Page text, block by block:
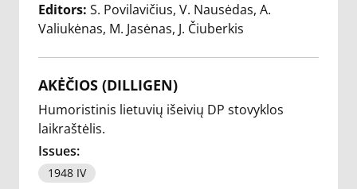
Editors: S. Povilavičius V. Nausėdas A.
Valiukėnas M. Jasėnas J. Čiuberkis
AKĖČIOS (DILLIGEN)
Humoristinis lietuvių išeivių DP stovyklos
laikraštėlis.
Issues:
1948 IV